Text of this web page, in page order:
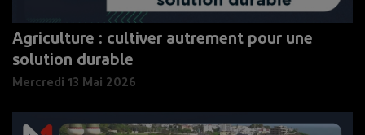
Agriculture : cultiver autrement pour une
solution durable
Mercredi 13 Mai 2026